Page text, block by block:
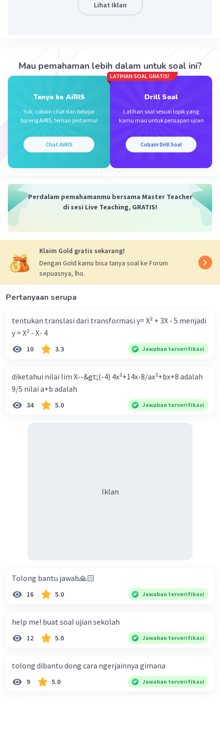
Lihat Iklan
Mau pemahaman lebih dalam untuk soal ini?
Tanya ke AiRIS
Yuk, cobain chat dan belajar
bareng AiRIS, teman pintarmu!
Chat AiRIS
LATIHAN SOAL GRATIS!
Drill Soal
Latihan soal sesuai topik yang
kamu mau untuk persiapan ujian
Cobain Drill Soal
Perdalam pemahamanmu bersama Master Teacher
di sesi Live Teaching, GRATIS!
Klaim Gold gratis sekarang!
Dengan Gold kamu bisa tanya soal ke Forum
sepuasnya, lho.
Pertanyaan serupa
tentukan translasi dari transformasi y= X² + 3X - 5 menjadi
y = X² - X- 4
10 3.3 Jawaban terverifikasi
diketahui nilai lim X--&gt;(-4) 4x²+14x-8/ax²+bx+8 adalah
9/5 nilai a+b adalah
34 5.0 Jawaban terverifikasi
Iklan
Tolong bantu jawab🙏🏻
16 5.0 Jawaban terverifikasi
help me! buat soal ujian sekolah
12 5.0 Jawaban terverifikasi
tolong dibantu dong cara ngerjainnya gimana
9 5.0 Jawaban terverifikasi